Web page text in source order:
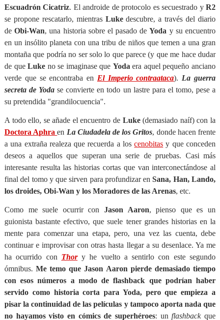
Escuadrón Cicatriz. El androide de protocolo es secuestrado yR2
se propone rescatarlo, mientras Lukedescubre, a través del diario
deObi-Wan, una historia sobre el pasado deYoda y su encuentro
en un insólito planeta con una tribu de niños que temen a una gran
montaña que podría no ser solo lo que parece (y que me hace dudar
de queLuke no se imaginase que Yodaera aquel pequeño anciano
verde que se encontraba en El Imperio contraataca). La guerra
secreta de Yoda se convierte en todo un lastre para el tomo, pese a
su pretendida "grandilocuencia".
A todo ello, se añade el encuentro de Luke(demasiado naíf) con la
Doctora Aphraen La Ciudadela de los Gritos, donde hacen frente
a una extraña realeza que recuerda a loscenobitas y que conceden
deseos a aquellos que superan una serie de pruebas. Casi más
interesante resulta las historias cortas que van interconectándose al
final del tomo y que sirven para profundizar enSana, Han, Lando,
los droides, Obi-Wan y los Moradores de las Arenas, etc.
Como me suele ocurrir con Jason Aaron, pienso que es un
guionista bastante efectivo, que suele tener grandes historias en la
mente para comenzar una etapa, pero, una vez las cuenta, debe
continuar e improvisar con otras hasta llegar a su desenlace. Ya me
ha ocurrido con Thory he vuelto a sentirlo con este segundo
ómnibus.Me temo que Jason Aaron pierde demasiado tiempo
con esos números a modo de flashback que podrían haber
servido como historia corta para Yoda, pero que empieza a
pisar la continuidad de las películas y tampoco aporta nada que
no hayamos visto en cómics de superhéroes: unflashbackque